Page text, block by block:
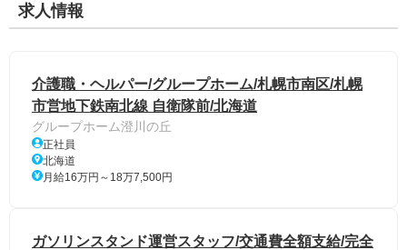
求人情報
介護職・ヘルパー/グループホーム/札幌市南区/札幌
市営地下鉄南北線 自衛隊前/北海道
グループホーム澄川の丘
正社員
北海道
月給16万円～18万7,500円
ガソリンスタンド運営スタッフ/交通費全額支給/完全